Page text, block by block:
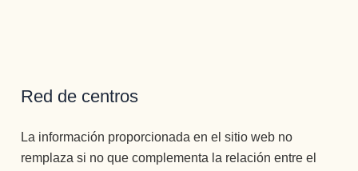
Red de centros
La información proporcionada en el sitio web no
remplaza si no que complementa la relación entre el